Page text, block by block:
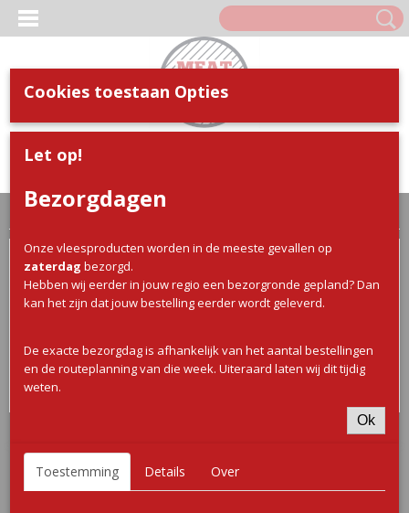
Inloggen
Home>Webshop>Kip> Kip drumsticks
Kip drumsticks
€ 18,50
Cookies toestaan Opties
Let op!
Bezorgdagen
Onze vleesproducten worden in de meeste gevallen op
zaterdag bezorgd.
Hebben wij eerder in jouw regio een bezorgronde gepland? Dan
kan het zijn dat jouw bestelling eerder wordt geleverd.
De exacte bezorgdag is afhankelijk van het aantal bestellingen
en de routeplanning van die week. Uiteraard laten wij dit tijdig
weten.
Ok
Toestemming Details Over